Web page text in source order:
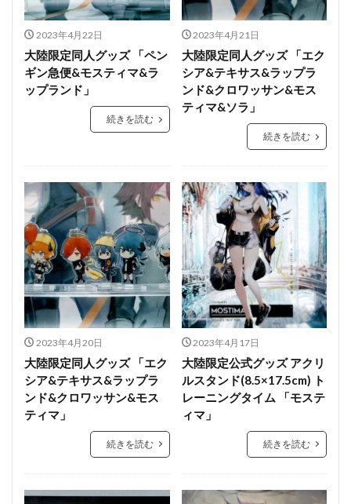
2023年4月22日
大陸限定同人グッズ 「ペン
ギン急便&モスティマ&ラ
ップランド」
続きを読む
2023年4月21日
大陸限定同人グッズ 「エク
シア&テキサス&ラップラ
ンド&クロワッサン&モス
ティマ&ソラ」
続きを読む
2023年4月20日
大陸限定同人グッズ 「エク
シア&テキサス&ラップラ
ンド&クロワッサン&モス
ティマ」
続きを読む
2023年4月17日
大陸限定公式グッズ アクリ
ルスタンド(8.5×17.5cm) ト
レーニングタイム 「モステ
ィマ」
続きを読む